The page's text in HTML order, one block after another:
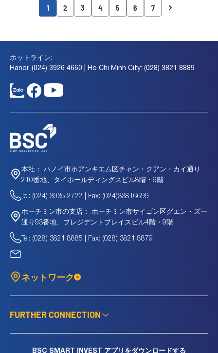
1 2 3 4 5 6 7
ホットライン:
Hanoi: (024) 3926 4660 | Ho Chi Minh City: (028) 3821 8889
本社：
ハノイ市ホアンキエム区チャン・クアン・カイ通り
210番地、タイホールディングスビル8階・9階
Tel: (024) 3935 2722 | Fax: (024)33816699
ホーチミン市の支店：
ホーチミン市サイゴン区グエン・ズー
通り93番地、プレジデントプレイスビル4階・9階
Tel: (028) 3821 8885 | Fax: (028) 3821 8879
ネットワーク
FURTHER CONNECTION
BSC SMART INVEST アプリをダウンロードする